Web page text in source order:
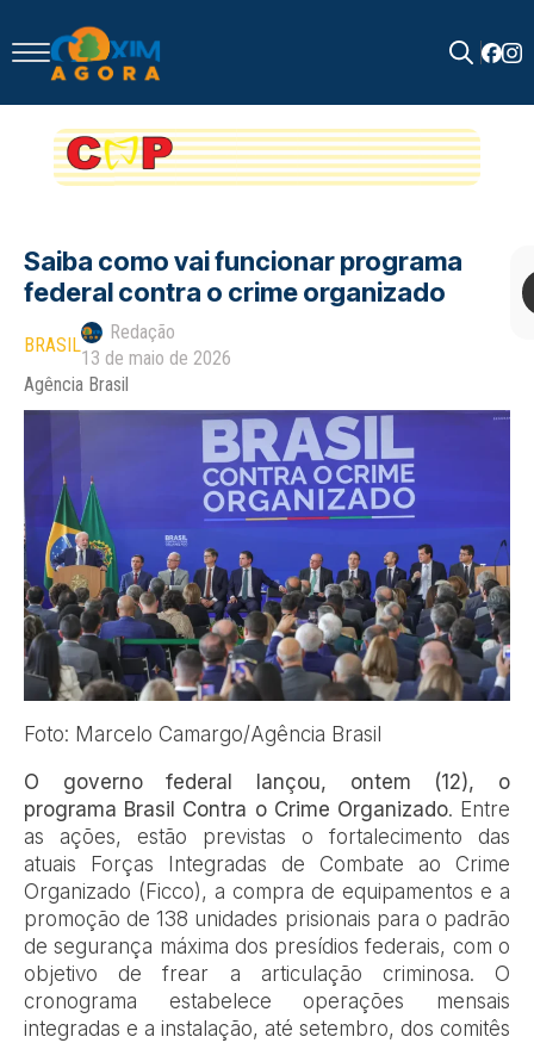
for:
Saiba como vai funcionar programa
federal contra o crime organizado
BRASIL
Redação
13 de maio de 2026
Agência Brasil
Foto: Marcelo Camargo/Agência Brasil
O governo federal lançou, ontem (12), o
programa Brasil Contra o Crime Organizado. Entre
as ações, estão previstas o fortalecimento das
atuais Forças Integradas de Combate ao Crime
Organizado (Ficco), a compra de equipamentos e a
promoção de 138 unidades prisionais para o padrão
de segurança máxima dos presídios federais, com o
objetivo de frear a articulação criminosa. O
cronograma estabelece operações mensais
integradas e a instalação, até setembro, dos comitês